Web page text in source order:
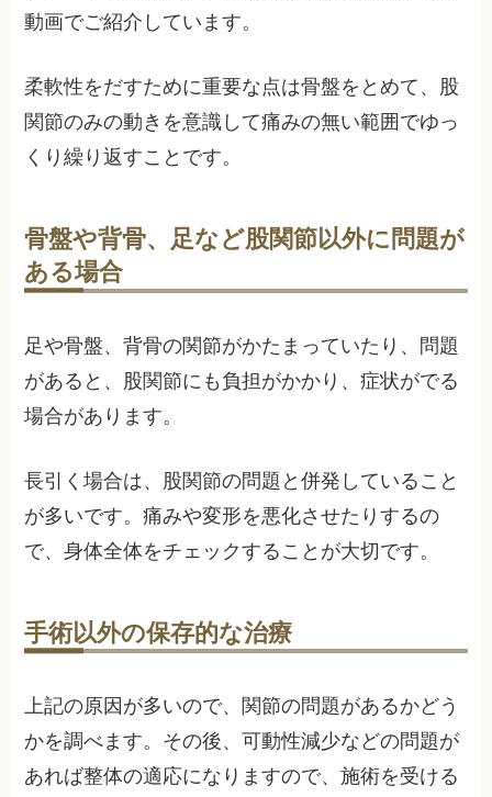
動画でご紹介しています。
柔軟性をだすために重要な点は骨盤をとめて、股
関節のみの動きを意識して痛みの無い範囲でゆっ
くり繰り返すことです。
骨盤や背骨、足など股関節以外に問題が
ある場合
足や骨盤、背骨の関節がかたまっていたり、問題
があると、股関節にも負担がかかり、症状がでる
場合があります。
長引く場合は、股関節の問題と併発していること
が多いです。痛みや変形を悪化させたりするの
で、身体全体をチェックすることが大切です。
手術以外の保存的な治療
上記の原因が多いので、関節の問題があるかどう
かを調べます。その後、可動性減少などの問題が
あれば整体の適応になりますので、施術を受ける